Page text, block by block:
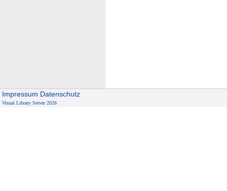
Impressum Datenschutz
Visual Library Server 2026